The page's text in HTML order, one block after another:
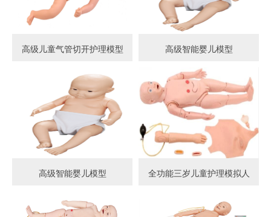
高级儿童气管切开护理模型 高级智能婴儿模型
高级智能婴儿模型 全功能三岁儿童护理模拟人